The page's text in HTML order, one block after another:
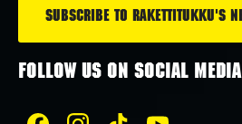
FOLLOW US ON SOCIAL MEDIA